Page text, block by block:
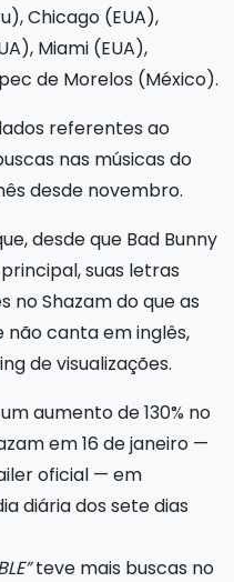
Chicago (EUA),
Miami (EUA),
de Morelos (México).
referentes ao
nas músicas do
desde novembro.
desde que Bad Bunny
suas letras
no Shazam do que as
canta em inglês,
de visualizações.
aumento de 130% no
em 16 de janeiro —
oficial — em
diária dos sete dias
teve mais buscas no